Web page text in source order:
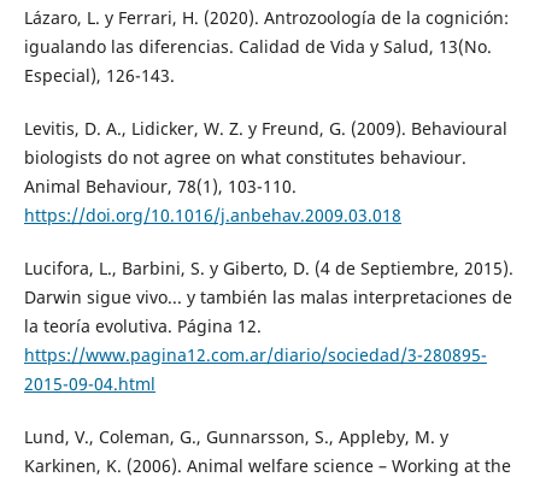
Lázaro, L. y Ferrari, H. (2020). Antrozoología de la cognición:
igualando las diferencias. Calidad de Vida y Salud, 13(No.
Especial), 126-143.
Levitis, D. A., Lidicker, W. Z. y Freund, G. (2009). Behavioural
biologists do not agree on what constitutes behaviour.
Animal Behaviour, 78(1), 103-110.
https://doi.org/10.1016/j.anbehav.2009.03.018
Lucifora, L., Barbini, S. y Giberto, D. (4 de Septiembre, 2015).
Darwin sigue vivo... y también las malas interpretaciones de
la teoría evolutiva. Página 12.
https://www.pagina12.com.ar/diario/sociedad/3-280895-
2015-09-04.html
Lund, V., Coleman, G., Gunnarsson, S., Appleby, M. y
Karkinen, K. (2006). Animal welfare science – Working at the